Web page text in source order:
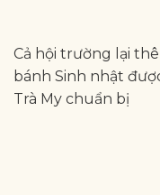
Cả hội trường lại
bánh Sinh nhật
Trà My chuẩn bị